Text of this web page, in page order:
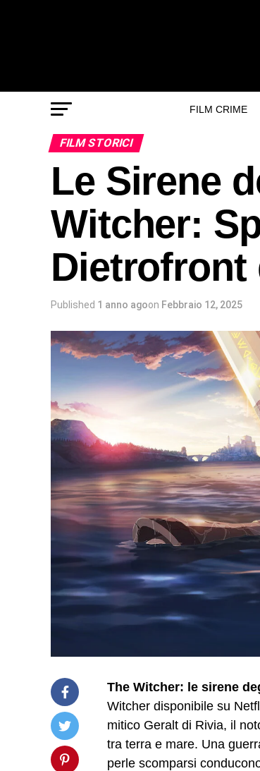
FILM CRIME
FILM STORICI
Le Sirene
Witcher:
Dietrofront
Published 1 anno agoon Febbraio 12, 2025
The Witcher: le sirene
Witcher disponibile su
mitico Geralt di Rivia, il
tra terra e mare. Una
perle scomparsi